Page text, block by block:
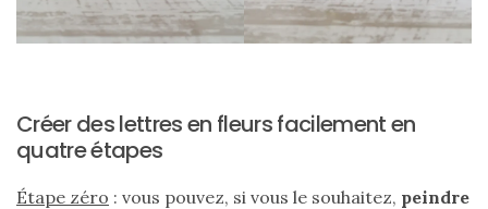
Créer des lettres en fleurs facilement en
quatre étapes
Étape zéro : vous pouvez, si vous le souhaitez, peindre